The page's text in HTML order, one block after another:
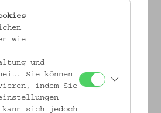
wie
und
Sie können
indem Sie
sich jedoch